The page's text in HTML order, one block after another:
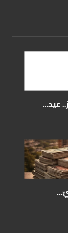
عيد...